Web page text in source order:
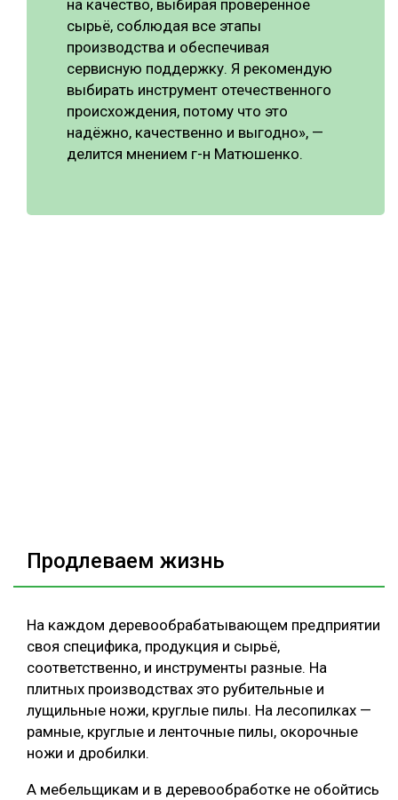
на качество, выбирая проверенное
сырьё, соблюдая все этапы
производства и обеспечивая
сервисную поддержку. Я рекомендую
выбирать инструмент отечественного
происхождения, потому что это
надёжно, качественно и выгодно», —
делится мнением г-н Матюшенко.
Продлеваем жизнь
На каждом деревообрабатывающем предприятии
своя специфика, продукция и сырьё,
соответственно, и инструменты разные. На
плитных производствах это рубительные и
лущильные ножи, круглые пилы. На лесопилках —
рамные, круглые и ленточные пилы, окорочные
ножи и дробилки.
А мебельщикам и в деревообработке не обойтись